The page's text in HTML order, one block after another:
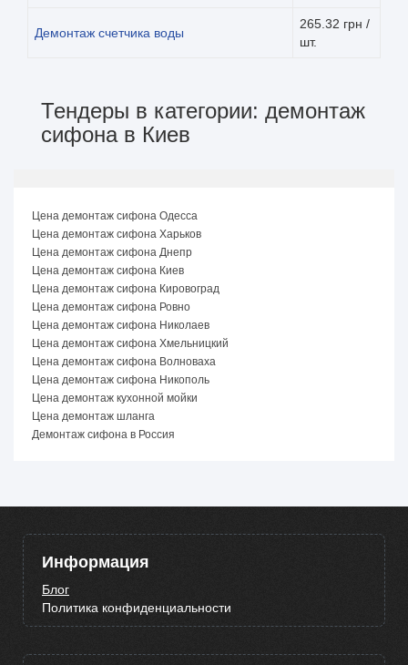
Демонтаж счетчика воды
265.32 грн /
шт.
Тендеры в категории: демонтаж
сифона в Киев
Цена демонтаж сифона Одесса
Цена демонтаж сифона Харьков
Цена демонтаж сифона Днепр
Цена демонтаж сифона Киев
Цена демонтаж сифона Кировоград
Цена демонтаж сифона Ровно
Цена демонтаж сифона Николаев
Цена демонтаж сифона Хмельницкий
Цена демонтаж сифона Волноваха
Цена демонтаж сифона Никополь
Цена демонтаж кухонной мойки
Цена демонтаж шланга
Демонтаж сифона в Россия
Информация
Блог
Политика конфиденциальности